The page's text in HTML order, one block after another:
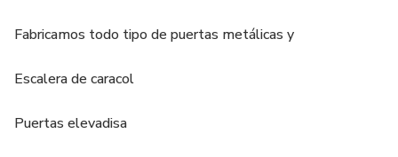
Fabricamos todo tipo de puertas metálicas y
Escalera de caracol
Puertas elevadisa